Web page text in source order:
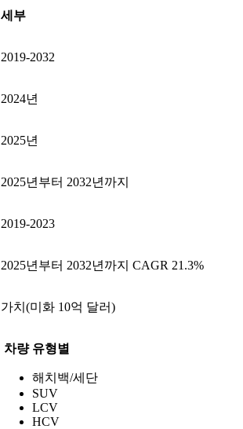
세부
2019-2032
2024년
2025년
2025년부터 2032년까지
2019-2023
2025년부터 2032년까지 CAGR 21.3%
가치(미화 10억 달러)
차량 유형별
해치백/세단
SUV
LCV
HCV